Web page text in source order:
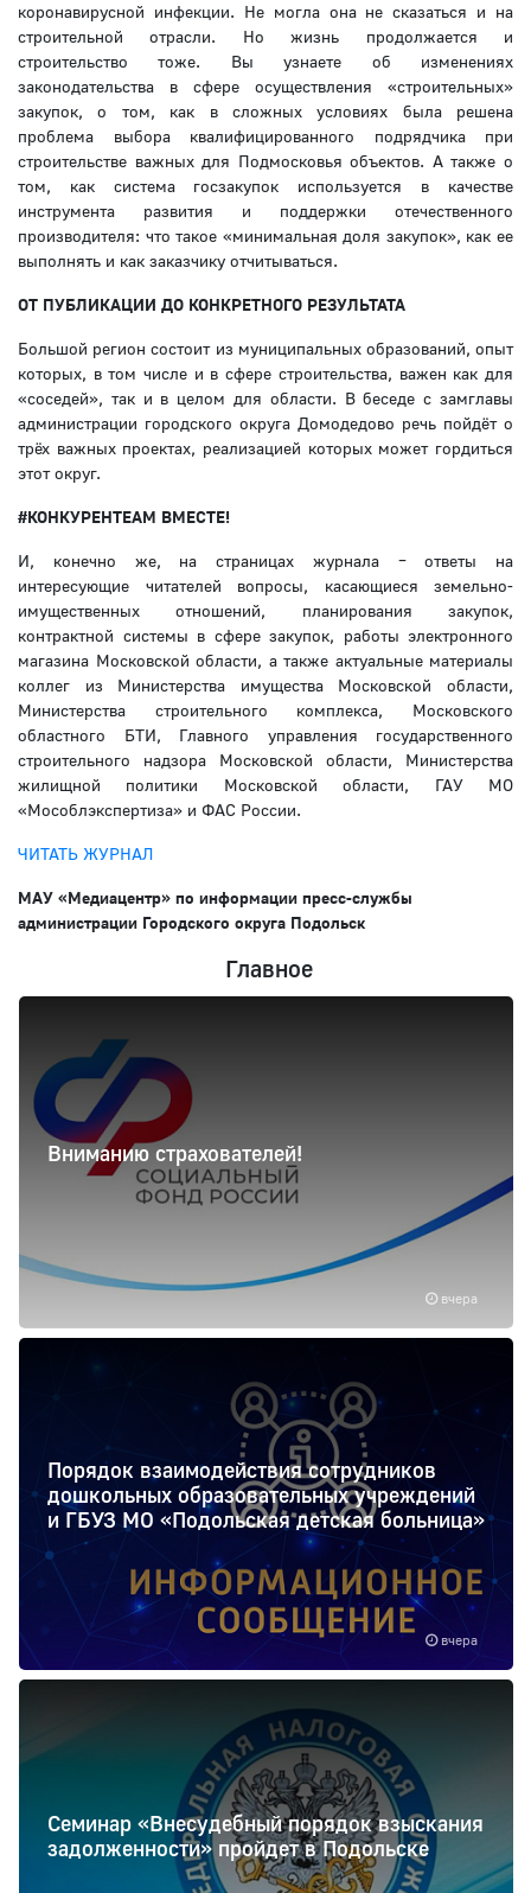
коронавирусной инфекции. Не могла она не сказаться и на
строительной отрасли. Но жизнь продолжается и
строительство тоже. Вы узнаете об изменениях
законодательства в сфере осуществления «строительных»
закупок, о том, как в сложных условиях была решена
проблема выбора квалифицированного подрядчика при
строительстве важных для Подмосковья объектов. А также о
том, как система госзакупок используется в качестве
инструмента развития и поддержки отечественного
производителя: что такое «минимальная доля закупок», как ее
выполнять и как заказчику отчитываться.
ОТ ПУБЛИКАЦИИ ДО КОНКРЕТНОГО РЕЗУЛЬТАТА
Большой регион состоит из муниципальных образований, опыт
которых, в том числе и в сфере строительства, важен как для
«соседей», так и в целом для области. В беседе с замглавы
администрации городского округа Домодедово речь пойдёт о
трёх важных проектах, реализацией которых может гордиться
этот округ.
#КОНКУРЕНTEAM ВМЕСТЕ!
И, конечно же, на страницах журнала – ответы на
интересующие читателей вопросы, касающиеся земельно-
имущественных отношений, планирования закупок,
контрактной системы в сфере закупок, работы электронного
магазина Московской области, а также актуальные материалы
коллег из Министерства имущества Московской области,
Министерства строительного комплекса, Московского
областного БТИ, Главного управления государственного
строительного надзора Московской области, Министерства
жилищной политики Московской области, ГАУ МО
«Мособлэкспертиза» и ФАС России.
ЧИТАТЬ ЖУРНАЛ
МАУ «Медиацентр» по информации пресс-службы
администрации Городского округа Подольск
Главное
вчера
Вниманию страхователей!
вчера
Порядок взаимодействия сотрудников
дошкольных образовательных учреждений
и ГБУЗ МО «Подольская детская больница»
Семинар «Внесудебный порядок взыскания
задолженности» пройдет в Подольске